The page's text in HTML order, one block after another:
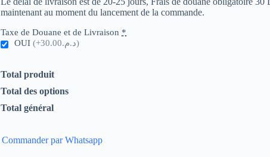
maintenant au moment du lancement de la commande.
Taxe de Douane et de Livraison *
OUI
(+د.م.30.00)
Total produit
Total des options
Total général
Commander par Whatsapp